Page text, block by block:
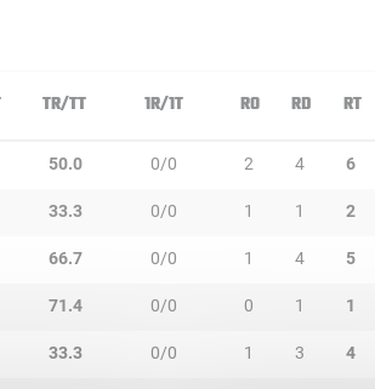
TR/TT 1R/1T RO RD RT
50.0 0/0 2 4 6
33.3 0/0 1 1 2
66.7 0/0 1 4 5
71.4 0/0 0 1 1
33.3 0/0 1 3 4